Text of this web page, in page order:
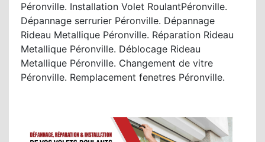
Péronville. Installation Volet RoulantPéronville.
Dépannage serrurier Péronville. Dépannage
Rideau Metallique Péronville. Réparation Rideau
Metallique Péronville. Déblocage Rideau
Metallique Péronville. Changement de vitre
Péronville. Remplacement fenetres Péronville.